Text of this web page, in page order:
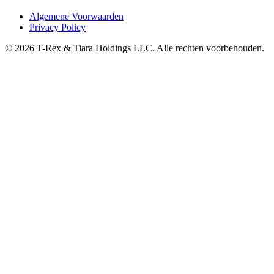
Algemene Voorwaarden
Privacy Policy
© 2026 T-Rex & Tiara Holdings LLC. Alle rechten voorbehouden.